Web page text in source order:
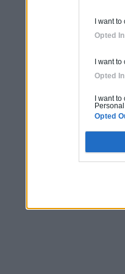
I want to
Opted In
I want to
Opted In
I want to
Opted